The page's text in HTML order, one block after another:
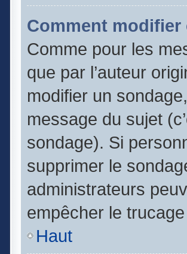
Comment
Comme pour les
que par l’auteur
modifier un
message du sujet
sondage). Si
supprimer le
administrateurs
empêcher le
Haut